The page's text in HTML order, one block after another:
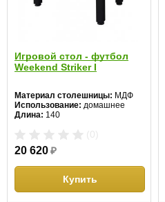
Игровой стол - футбол
Weekend Striker I
Материал столешницы: МДФ
Использование: домашнее
Длина: 140
20 620₽
Купить